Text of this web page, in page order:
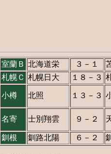
室蘭Ｂ 北海道栄 ３－１
札幌Ｃ 札幌日大 １８－３
小樽 北照 １３－３
名寄 士別翔雲 ９－２
釧根 釧路北陽 ６－２